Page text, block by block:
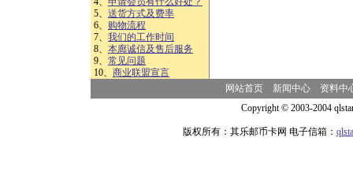
5、 送货方式及费率
6、 购物流程
7、 我们的工作时间
8、 本廊诚信及售后服务
9、 常见问题
10、 商业联盟宣言
网站首页 新闻中心
资料中
Copyright © 2003-2004
版权所有：其乐邮币卡网 电子信箱：